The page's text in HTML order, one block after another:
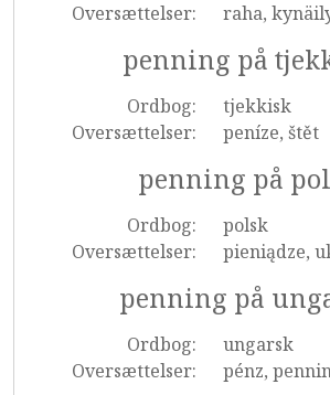
Oversættelser:
raha,
penning på
Ordbog:
tjekkisk
Oversættelser:
peníze, štět
penning på
Ordbog:
polsk
Oversættelser:
pieniądze,
penning på
Ordbog:
ungarsk
Oversættelser:
pénz,